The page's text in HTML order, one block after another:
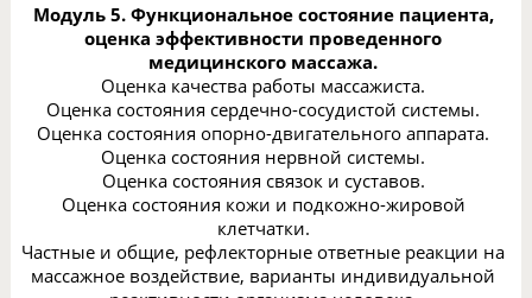
Модуль 5. Функциональное состояние пациента,
оценка эффективности проведенного
медицинского массажа.
Оценка качества работы массажиста.
Оценка состояния сердечно-сосудистой системы.
Оценка состояния опорно-двигательного аппарата.
Оценка состояния нервной системы.
Оценка состояния связок и суставов.
Оценка состояния кожи и подкожно-жировой
клетчатки.
Частные и общие, рефлекторные ответные реакции на
массажное воздействие, варианты индивидуальной